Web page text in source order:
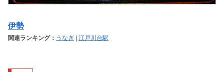
伊勢
関連ランキング： うなぎ 江戸川台駅